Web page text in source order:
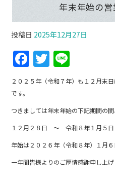
年末年始の
投稿日 2025年12月27日
F
a
c
e
b
o
o
k
T
w
itt
er
n
e
２０２５年（令和７年）も１２月末
です。
つきましては年末年始の下記期間の間
１２月２８日 ～ 令和８年１月５
年始は２０２６年（令和８年）１月６
一年間皆様よりのご厚情感謝申し上げ